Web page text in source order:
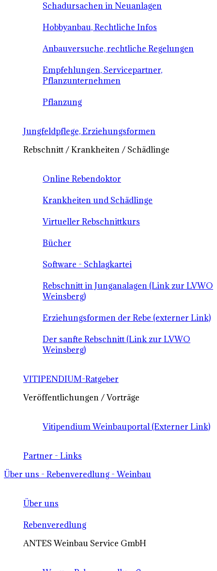
Schadursachen in Neuanlagen
Hobbyanbau, Rechtliche Infos
Anbauversuche, rechtliche Regelungen
Empfehlungen, Servicepartner,
Pflanzunternehmen
Pflanzung
Jungfeldpflege, Erziehungsformen
Rebschnitt / Krankheiten / Schädlinge
Online Rebendoktor
Krankheiten und Schädlinge
Virtueller Rebschnittkurs
Bücher
Software - Schlagkartei
Rebschnitt in Junganalagen (Link zur LVWO
Weinsberg)
Erziehungsformen der Rebe (externer Link)
Der sanfte Rebschnitt (Link zur LVWO
Weinsberg)
VITIPENDIUM-Ratgeber
Veröffentlichungen / Vorträge
Vitipendium Weinbauportal (Externer Link)
Partner - Links
Über uns - Rebenveredlung - Weinbau
Über uns
Rebenveredlung
ANTES Weinbau Service GmbH